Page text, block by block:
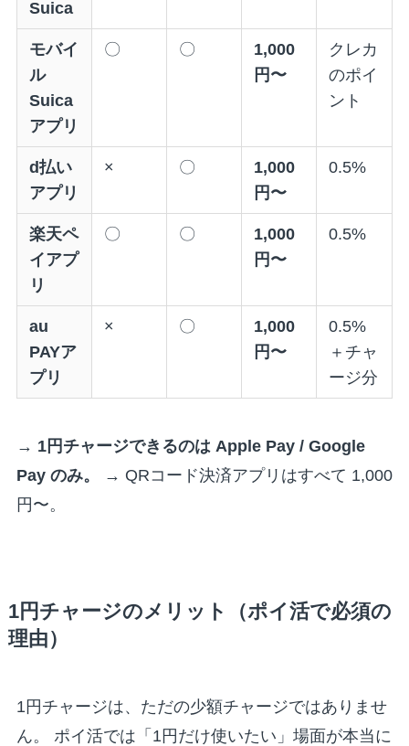
Suica
モバイ
ル
Suica
アプリ
〇 〇
1,000
円〜
クレカ
のポイ
ント
d払い
アプリ
× 〇
1,000
円〜
0.5%
楽天ペ
イアプ
リ
〇 〇
1,000
円〜
0.5%
au
PAYア
プリ
× 〇
1,000
円〜
0.5%
＋チャ
ージ分
→ 1円チャージできるのは Apple Pay / Google
Pay のみ。
→ QRコード決済アプリはすべて 1,000
円〜。
1円チャージのメリット（ポイ活で必須の
理由）
1円チャージは、ただの少額チャージではありませ
ん。 ポイ活では「1円だけ使いたい」場面が本当に